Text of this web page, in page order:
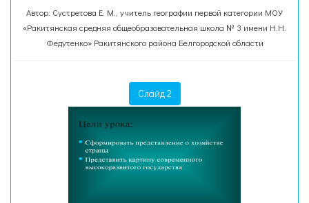
Автор: Сустретова Е. М., учитель географии первой категории МОУ
«Ракитянская средняя общеобразовательная школа № 3 имени Н.Н.
Федутенко» Ракитянского района Белгородской области
Слайд 2